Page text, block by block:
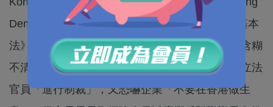
Democracy Council）等84個民間團體就香港《基本
法》第23條諮詢發表的聯合聲明，指有關條文「含糊
不清、影響香港人權保障」，並呼籲對處理23條立法
官員「進行制裁」，又恐嚇企業「不要在香港做生